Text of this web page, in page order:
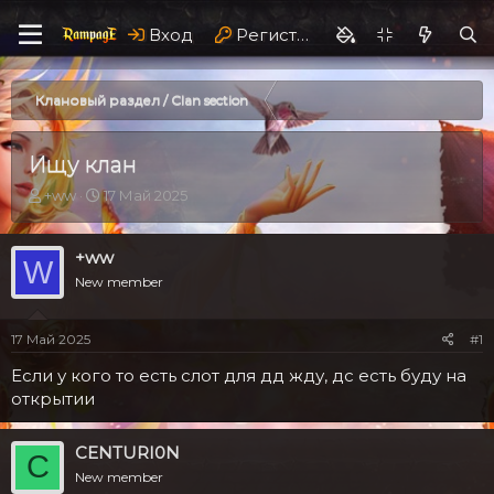
Вход Регистрация
Клановый раздел / Clan section
Ищу клан
А
в
т
о
р
т
м
ы
+ww
Д
а
т
а
л
а
17 Май 2025
W +ww
New member
17 Май 2025 #1
Если у кого то есть слот для дд жду, дс есть буду на
открытии
C CENTURI0N
New member